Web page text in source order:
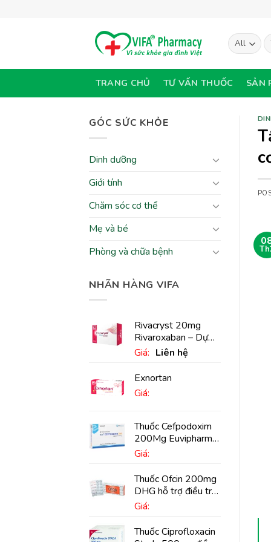
TRANG CHỦ TƯ VẤN THUỐC SẢN
GÓC SỨC KHỎE
Dinh dưỡng
Giới tính
Chăm sóc cơ thể
Mẹ và bé
Phòng và chữa bệnh
NHÃN HÀNG VIFA
Rivacryst 20mg
Rivaroxaban – Dự
phòng đột quỵ,
huyết khối tĩnh mạch
Giá: Liên hệ
Exnortan
Giá:
Thuốc Cefpodoxim
200Mg Euvipharm
điều trị nhiễm khuẩn
Giá:
Thuốc Ofcin 200mg
DHG hỗ trợ điều trị
viêm phế quản nặng
Giá:
Thuốc Ciprofloxacin